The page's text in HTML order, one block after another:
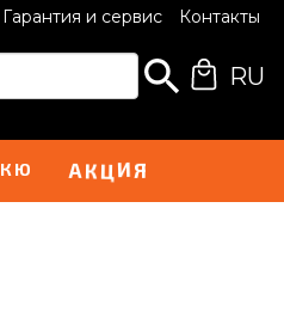
Гарантия и сервис Контакты
RU
АКЦИЯ